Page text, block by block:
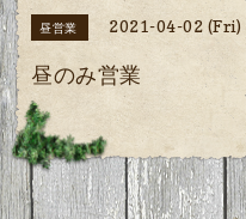
昼営業 2021-04-02 (Fri)
昼のみ営業